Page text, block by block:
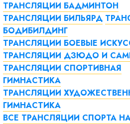
ТРАНСЛЯЦИИ БАДМИНТОН
ТРАНСЛЯЦИИ БИЛЬЯРД
БОДИБИЛДИНГ
ТРАНСЛЯЦИИ БОЕВЫЕ
ТРАНСЛЯЦИИ ДЗЮДО И
ТРАНСЛЯЦИИ СПОРТИВНАЯ
ГИМНАСТИКА
ТРАНСЛЯЦИИ
ГИМНАСТИКА
ВСЕ ТРАНСЛЯЦИИ СПОРТА